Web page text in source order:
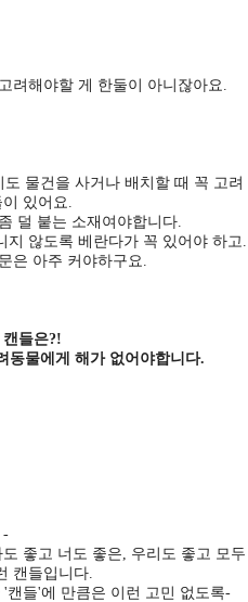
려해야할 게 한둘이 아니잖아요.
물건을 사거나 배치할 때 꼭 고려
있어요.
덜 붙는 소재여야합니다.
않도록 베란다가 꼭 있어야 하고.
은 아주 커야하구요.
들은?!
동물에게 해가 없어야합니다.
-
도 좋고 너도 좋은, 우리도 좋고 모두
캔들입니다.
캔들'에 만큼은 이런 고민 없도록-